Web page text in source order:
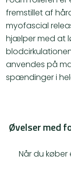
fremstillet af
myofascial
hjælper med at
anvendes på
spændinger i
Øvelser med
Når du